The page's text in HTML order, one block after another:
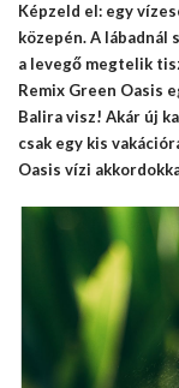
Képzeld el: egy
közepén. A lábadnál
a levegő megtelik
Remix Green Oasis
Balira visz! Akár új
csak egy kis
Oasis vízi